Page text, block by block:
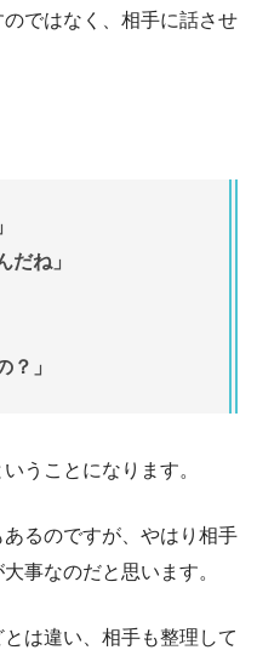
ではなく、相手に話させ
だね」
？」
うことになります。
るのですが、やはり相手
事なのだと思います。
は違い、相手も整理して